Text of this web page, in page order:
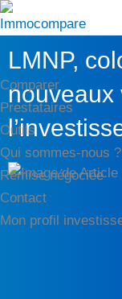
Aller
au
contenu
Comparer
Prestataires
Outils
Qui sommes-nous ?
Remise négociée
Contact
Mon profil
LMNP,
nouveaux